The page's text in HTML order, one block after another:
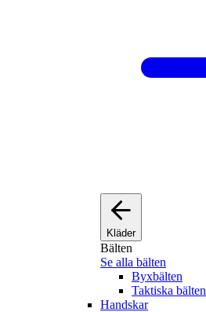
Kläder
Bälten
Se alla bälten
Byxbälten
Taktiska bälten
Handskar